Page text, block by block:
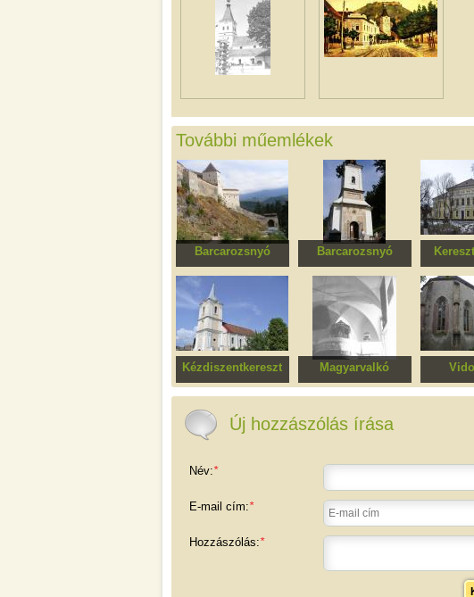
További műemlékek
Barcarozsnyó
Barcarozsnyó vára
Barcarozsnyó
Szent Miklós ortodox
templom
Volt
Kézdiszentkereszt
Római katolikus
Magyarvalkó
Református templom
Erődített
Új hozzászólás írása
Név:*
E-mail cím:*
Hozzászólás:*